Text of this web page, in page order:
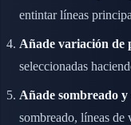
entintar líneas
Añade variación de
seleccionadas
Añade sombreado y
sombreado, líneas de